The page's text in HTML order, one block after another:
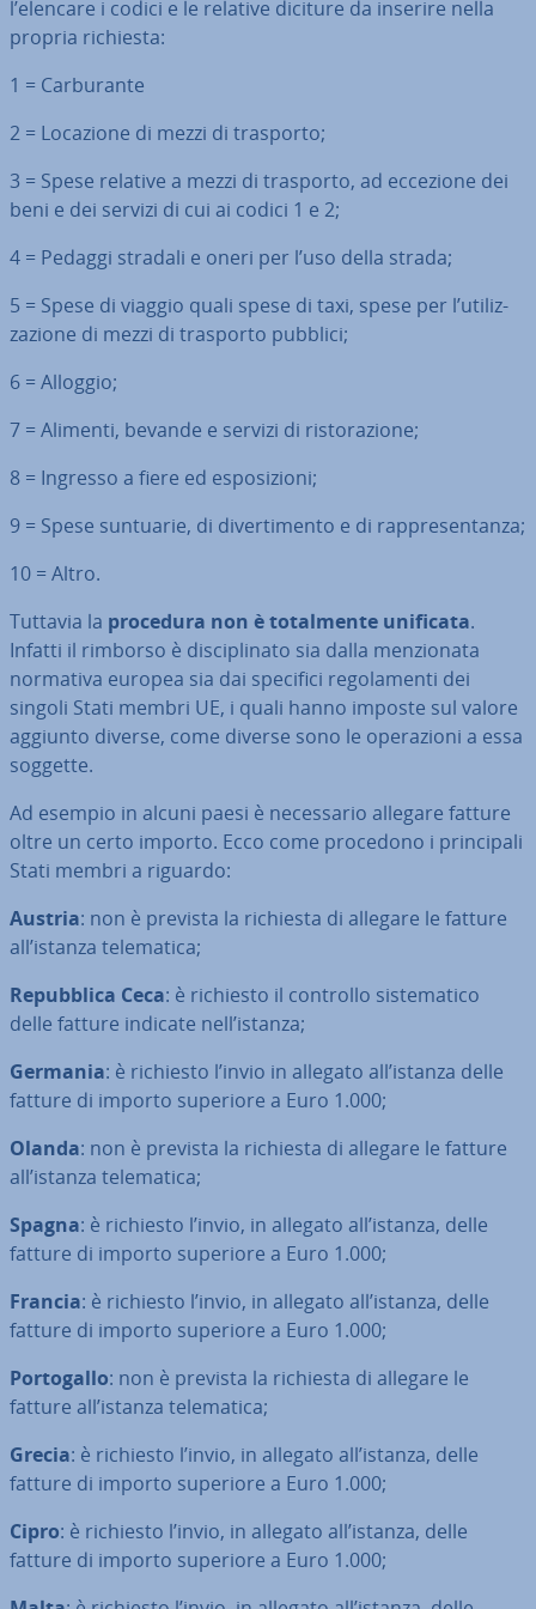
l’elencare i codici e le relative diciture da inserire nella
propria richiesta:
1 = Car­bu­ran­te
2 = Locazione di mezzi di trasporto;
3 = Spese relative a mezzi di trasporto, ad eccezione dei
beni e dei servizi di cui ai codici 1 e 2;
4 = Pedaggi stradali e oneri per l’uso della strada;
5 = Spese di viaggio quali spese di taxi, spese per l’uti­liz­
za­zio­ne di mezzi di trasporto pubblici;
6 = Alloggio;
7 = Alimenti, bevande e servizi di ri­sto­ra­zio­ne;
8 = Ingresso a fiere ed espo­si­zio­ni;
9 = Spese suntuarie, di di­ver­ti­men­to e di rap­pre­sen­tan­za;
10 = Altro.
Tuttavia la procedura non è to­tal­men­te unificata.
Infatti il rimborso è di­sci­pli­na­to sia dalla men­zio­na­ta
normativa europea sia dai specifici re­go­la­men­ti dei
singoli Stati membri UE, i quali hanno imposte sul valore
aggiunto diverse, come diverse sono le ope­ra­zio­ni a essa
soggette.
Ad esempio in alcuni paesi è ne­ces­sa­rio allegare fatture
oltre un certo importo. Ecco come procedono i prin­ci­pa­li
Stati membri a riguardo:
Austria: non è prevista la richiesta di allegare le fatture
all’istanza te­le­ma­ti­ca;
Re­pub­bli­ca Ceca: è richiesto il controllo si­ste­ma­ti­co
delle fatture indicate nell’istanza;
Germania: è richiesto l’invio in allegato all’istanza delle
fatture di importo superiore a Euro 1.000;
Olanda: non è prevista la richiesta di allegare le fatture
all’istanza te­le­ma­ti­ca;
Spagna: è richiesto l’invio, in allegato all’istanza, delle
fatture di importo superiore a Euro 1.000;
Francia: è richiesto l’invio, in allegato all’istanza, delle
fatture di importo superiore a Euro 1.000;
Por­to­gal­lo: non è prevista la richiesta di allegare le
fatture all’istanza te­le­ma­ti­ca;
Grecia: è richiesto l’invio, in allegato all’istanza, delle
fatture di importo superiore a Euro 1.000;
Cipro: è richiesto l’invio, in allegato all’istanza, delle
fatture di importo superiore a Euro 1.000;